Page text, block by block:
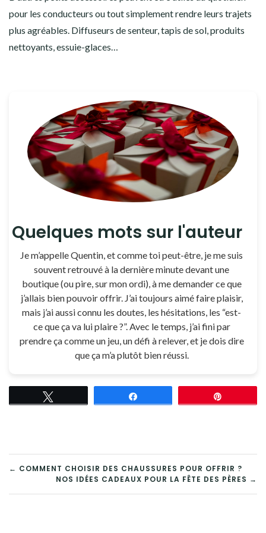
pour les conducteurs ou tout simplement rendre leurs trajets
plus agréables. Diffuseurs de senteur, tapis de sol, produits
nettoyants, essuie-glaces…
Quelques mots sur l'auteur
Je m’appelle Quentin, et comme toi peut-être, je me suis
souvent retrouvé à la dernière minute devant une
boutique (ou pire, sur mon ordi), à me demander ce que
j’allais bien pouvoir offrir. J’ai toujours aimé faire plaisir,
mais j’ai aussi connu les doutes, les hésitations, les “est-
ce que ça va lui plaire ?”. Avec le temps, j’ai fini par
prendre ça comme un jeu, un défi à relever, et je dois dire
que ça m’a plutôt bien réussi.
NAVIGATION
DE
← COMMENT CHOISIR DES CHAUSSURES POUR OFFRIR ?
NOS IDÉES CADEAUX POUR LA FÊTE DES PÈRES →